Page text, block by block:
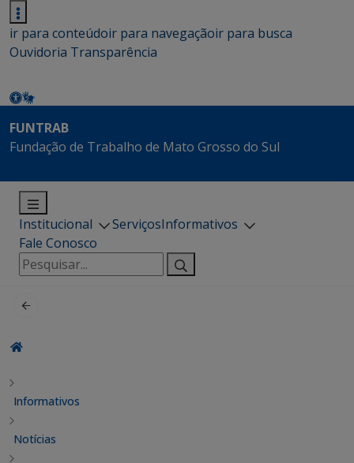
ir para conteúdoir para navegaçãoir para busca
Ouvidoria Transparência
FUNTRAB
Fundação de Trabalho de Mato Grosso do Sul
Institucional ServiçosInformativos
Fale Conosco
Pesquisar
por:
Informativos
Notícias